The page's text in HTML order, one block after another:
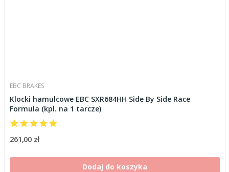
EBC BRAKES
Klocki hamulcowe EBC SXR684HH Side By Side Race
Formula (kpl. na 1 tarcze)
261,00 zł
Dodaj do koszyka